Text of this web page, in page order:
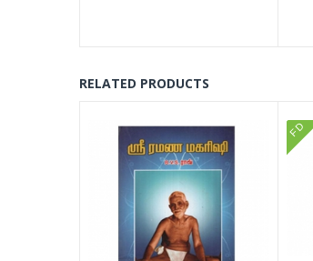
RELATED PRODUCTS
FD